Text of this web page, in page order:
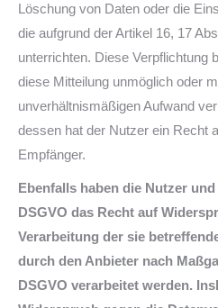
Löschung von Daten oder die
die aufgrund der Artikel 16, 17
unterrichten. Diese Verpflichtung
diese Mitteilung unmöglich oder
unverhältnismäßigen Aufwand
dessen hat der Nutzer ein Recht
Empfänger.
Ebenfalls haben die Nutzer
DSGVO das Recht auf
Verarbeitung der sie
durch den Anbieter nach
DSGVO verarbeitet werden.